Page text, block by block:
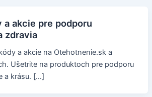
a akcie pre podporu
zdravia
a akcie na Otehotnenie.sk a
Ušetrite na produktoch pre podporu
a krásu. […]